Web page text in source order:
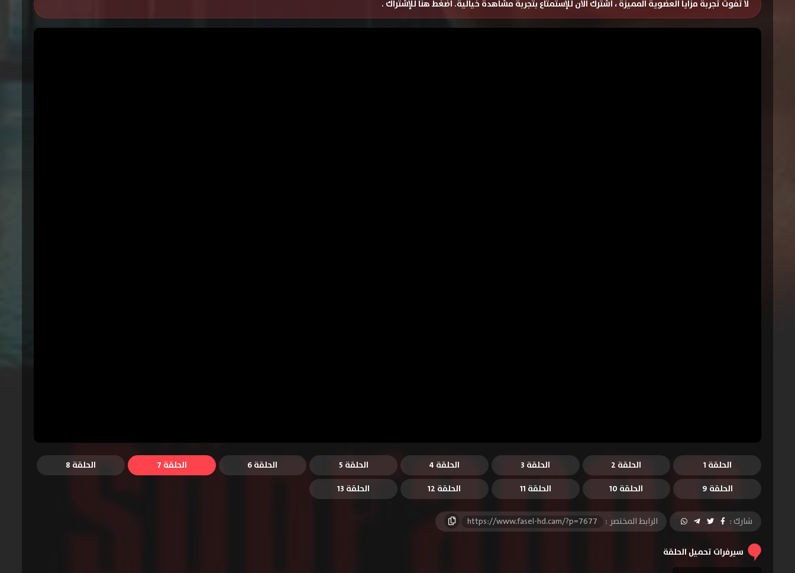
لا تفوت تجربة مزايا العضوية المميزة ، اشترك الان للإستمتاع بتجربة مشاهدة خيالية. اضغط هنا للإشتراك .
الحلقة 1 الحلقة 2 الحلقة 3 الحلقة 4 الحلقة 5 الحلقة 6 الحلقة 7
الحلقة 8
الحلقة 9
الحلقة 10 الحلقة 11 الحلقة 12 الحلقة 13
شارك : الرابط المختصر : https://www.fasel-hd.cam/?p=7677
سيرفرات تحميل الحلقة